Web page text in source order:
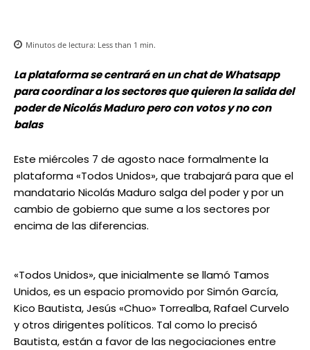
Minutos de lectura: Less than 1 min.
La plataforma se centrará en un chat de Whatsapp
para coordinar a los sectores que quieren la salida del
poder de Nicolás Maduro pero con votos y no con
balas
Este miércoles 7 de agosto nace formalmente la
plataforma «Todos Unidos», que trabajará para que el
mandatario Nicolás Maduro salga del poder y por un
cambio de gobierno que sume a los sectores por
encima de las diferencias.
«Todos Unidos», que inicialmente se llamó Tamos
Unidos, es un espacio promovido por Simón García,
Kico Bautista, Jesús «Chuo» Torrealba, Rafael Curvelo
y otros dirigentes políticos. Tal como lo precisó
Bautista, están a favor de las negociaciones entre